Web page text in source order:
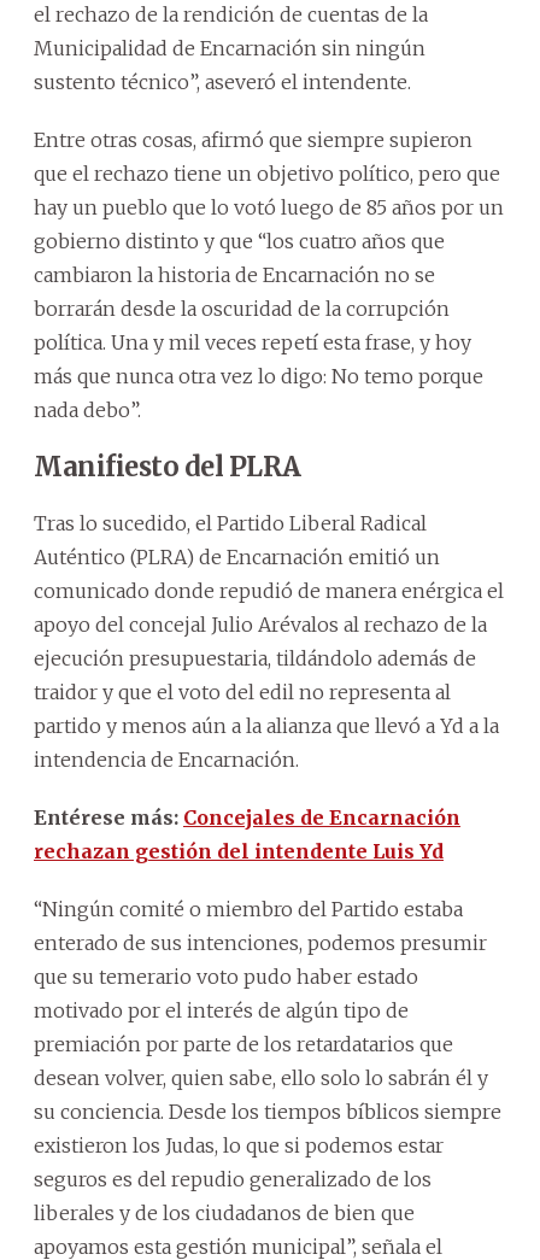
el rechazo de la rendición de cuentas de la
Municipalidad de Encarnación sin ningún
sustento técnico”, aseveró el intendente.
Entre otras cosas, afirmó que siempre supieron
que el rechazo tiene un objetivo político, pero que
hay un pueblo que lo votó luego de 85 años por un
gobierno distinto y que “los cuatro años que
cambiaron la historia de Encarnación no se
borrarán desde la oscuridad de la corrupción
política. Una y mil veces repetí esta frase, y hoy
más que nunca otra vez lo digo: No temo porque
nada debo”.
Manifiesto del PLRA
Tras lo sucedido, el Partido Liberal Radical
Auténtico (PLRA) de Encarnación emitió un
comunicado donde repudió de manera enérgica el
apoyo del concejal Julio Arévalos al rechazo de la
ejecución presupuestaria, tildándolo además de
traidor y que el voto del edil no representa al
partido y menos aún a la alianza que llevó a Yd a la
intendencia de Encarnación.
Entérese más: Concejales de Encarnación
rechazan gestión del intendente Luis Yd
“Ningún comité o miembro del Partido estaba
enterado de sus intenciones, podemos presumir
que su temerario voto pudo haber estado
motivado por el interés de algún tipo de
premiación por parte de los retardatarios que
desean volver, quien sabe, ello solo lo sabrán él y
su conciencia. Desde los tiempos bíblicos siempre
existieron los Judas, lo que si podemos estar
seguros es del repudio generalizado de los
liberales y de los ciudadanos de bien que
apoyamos esta gestión municipal”, señala el